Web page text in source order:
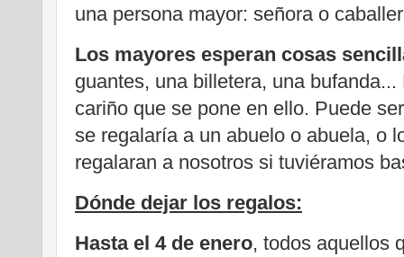
una persona mayor: señora o
Los mayores esperan cosas
guantes, una billetera, una
cariño que se pone en ello. Puede
se regalaría a un abuelo o abuela, o
regalaran a nosotros si tuviéramos
Dónde dejar los regalos:
Hasta el 4 de enero, todos aquellos